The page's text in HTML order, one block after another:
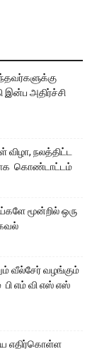
இன்ப அதிர்ச்சி
நலத்திட்ட
கொண்டாட்டம்
மூன்றில் ஒரு
வீல்சேர் வழங்கும்
பி எம் வி எஸ் எஸ்
எதிர்கொள்ள